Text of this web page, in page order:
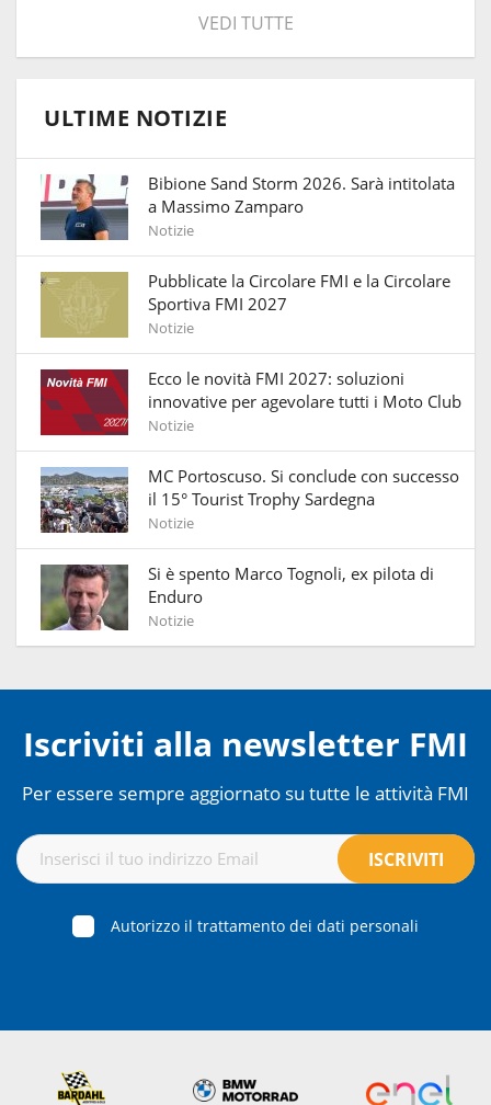
VEDI TUTTE
ULTIME NOTIZIE
Bibione Sand Storm 2026. Sarà intitolata
a Massimo Zamparo
Notizie
Pubblicate la Circolare FMI e la Circolare
Sportiva FMI 2027
Notizie
Ecco le novità FMI 2027: soluzioni
innovative per agevolare tutti i Moto Club
Notizie
MC Portoscuso. Si conclude con successo
il 15° Tourist Trophy Sardegna
Notizie
Si è spento Marco Tognoli, ex pilota di
Enduro
Notizie
Iscriviti alla newsletter FMI
Per essere sempre aggiornato su tutte le attività FMI
Autorizzo il trattamento dei dati personali